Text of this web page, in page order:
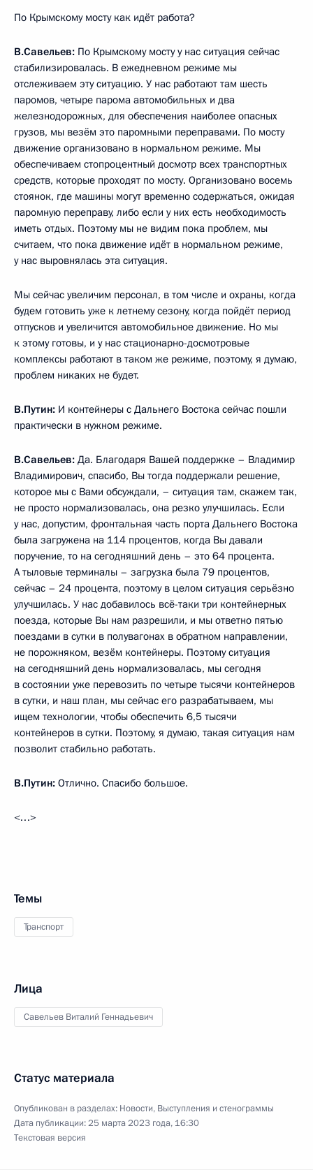
По Крымскому мосту как идёт работа?
В.Савельев: По Крымскому мосту у нас ситуация сейчас
стабилизировалась. В ежедневном режиме мы
отслеживаем эту ситуацию. У нас работают там шесть
паромов, четыре парома автомобильных и два
железнодорожных, для обеспечения наиболее опасных
грузов, мы везём это паромными переправами. По мосту
движение организовано в нормальном режиме. Мы
обеспечиваем стопроцентный досмотр всех транспортных
средств, которые проходят по мосту. Организовано восемь
стоянок, где машины могут временно содержаться, ожидая
паромную переправу, либо если у них есть необходимость
иметь отдых. Поэтому мы не видим пока проблем, мы
считаем, что пока движение идёт в нормальном режиме,
у нас выровнялась эта ситуация.
Мы сейчас увеличим персонал, в том числе и охраны, когда
будем готовить уже к летнему сезону, когда пойдёт период
отпусков и увеличится автомобильное движение. Но мы
к этому готовы, и у нас стационарно-досмотровые
комплексы работают в таком же режиме, поэтому, я думаю,
проблем никаких не будет.
В.Путин: И контейнеры с Дальнего Востока сейчас пошли
практически в нужном режиме.
В.Савельев: Да. Благодаря Вашей поддержке – Владимир
Владимирович, спасибо, Вы тогда поддержали решение,
которое мы с Вами обсуждали, – ситуация там, скажем так,
не просто нормализовалась, она резко улучшилась. Если
у нас, допустим, фронтальная часть порта Дальнего Востока
была загружена на 114 процентов, когда Вы давали
поручение, то на сегодняшний день – это 64 процента.
А тыловые терминалы – загрузка была 79 процентов,
сейчас – 24 процента, поэтому в целом ситуация серьёзно
улучшилась. У нас добавилось всё-таки три контейнерных
поезда, которые Вы нам разрешили, и мы ответно пятью
поездами в сутки в полувагонах в обратном направлении,
не порожняком, везём контейнеры. Поэтому ситуация
на сегодняшний день нормализовалась, мы сегодня
в состоянии уже перевозить по четыре тысячи контейнеров
в сутки, и наш план, мы сейчас его разрабатываем, мы
ищем технологии, чтобы обеспечить 6,5 тысячи
контейнеров в сутки. Поэтому, я думаю, такая ситуация нам
позволит стабильно работать.
В.Путин: Отлично. Спасибо большое.
<…>
Темы
Транспорт
Лица
Савельев Виталий Геннадьевич
Статус материала
Опубликован в разделах: Новости, Выступления и стенограммы
Дата публикации:25 марта 2023 года, 16:30
Текстовая версия